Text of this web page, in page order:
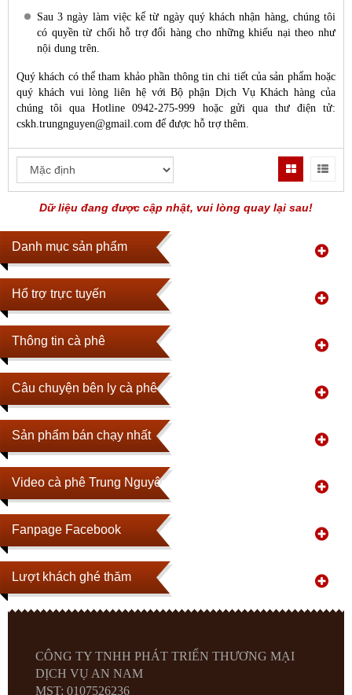
Danh mục sản phẩm
Hổ trợ trực tuyến
Thông tin cà phê
Câu chuyện bên ly cà phê
Sản phẩm bán chạy nhất
Video cà phê Trung Nguyên
Fanpage Facebook
Lượt khách ghé thăm
Sau 3 ngày làm việc kể từ ngày quý khách nhận hàng, chúng tôi
có quyền từ chối hỗ trợ đổi hàng cho những khiếu nại theo như
nội dung trên.
Quý khách có thể tham khảo phần thông tin chi tiết của sản phẩm hoặc
quý khách vui lòng liên hệ với Bộ phận Dịch Vụ Khách hàng của
chúng tôi qua Hotline 0942-275-999 hoặc gửi qua thư điện tử:
cskh.trungnguyen@gmail.com để được hỗ trợ thêm.
Dữ liệu đang được cập nhật, vui lòng quay lại sau!
CÔNG TY TNHH PHÁT TRIỂN THƯƠNG MẠI
DỊCH VỤ AN NAM
MST: 0107526236